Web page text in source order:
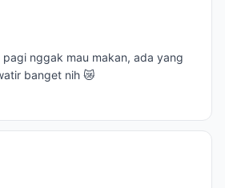
nggak mau makan, ada yang
banget nih 😿